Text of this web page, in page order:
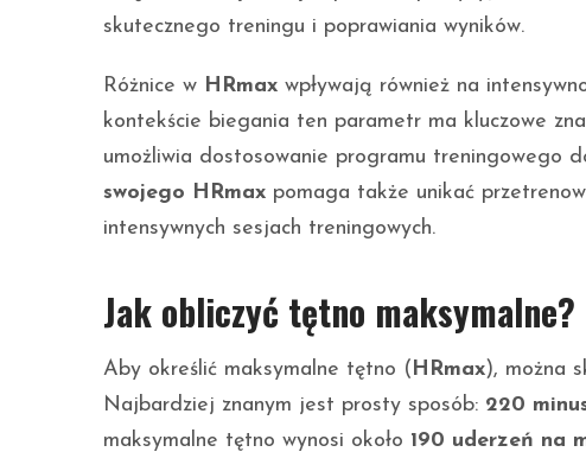
skutecznego treningu i poprawiania wyników.
Różnice w HRmax wpływają również na
kontekście biegania ten parametr ma kluczowe
umożliwia dostosowanie programu treningowego
swojego HRmax pomaga także unikać
intensywnych sesjach treningowych.
Jak obliczyć tętno maksymalne?
Aby określić maksymalne tętno ( HRmax), można
Najbardziej znanym jest prosty sposób: 220
maksymalne tętno wynosi około 190 uderzeń na